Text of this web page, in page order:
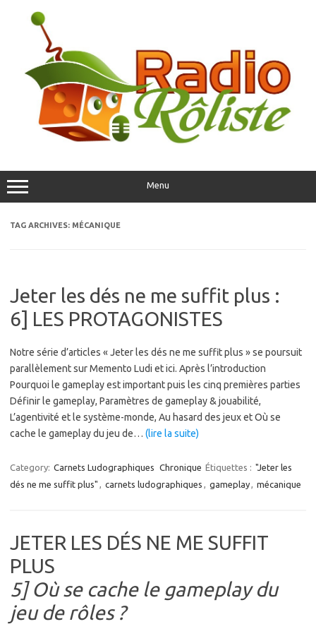
content
Menu
TAG ARCHIVES: MÉCANIQUE
Jeter les dés ne me suffit plus :
6] LES PROTAGONISTES
Notre série d’articles « Jeter les dés ne me suffit plus » se poursuit
parallèlement sur Memento Ludi et ici. Après l’introduction
Pourquoi le gameplay est important puis les cinq premières parties
Définir le gameplay, Paramètres de gameplay & jouabilité,
L’agentivité et le système-monde, Au hasard des jeux et Où se
cache le gameplay du jeu de… (lire la suite)
Category: Carnets Ludographiques Chronique Étiquettes : "Jeter les
dés ne me suffit plus" , carnets ludographiques , gameplay, mécanique
JETER LES DÉS NE ME SUFFIT
PLUS
5] Où se cache le gameplay du
jeu de rôles ?